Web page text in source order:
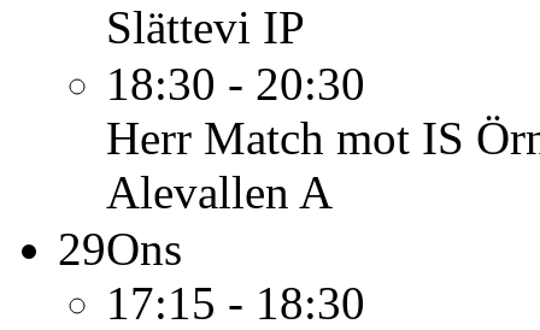
Slättevi IP
18:30 - 20:30
Herr Match mot IS
Alevallen A
29Ons
17:15 - 18:30